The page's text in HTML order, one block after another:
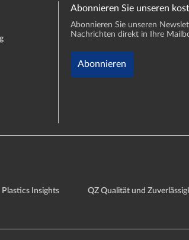
Abonnieren Sie unseren
Abonnieren Sie unseren
Nachrichten direkt in Ihre
Abonnieren
Plastics Insights QZ Qualität und